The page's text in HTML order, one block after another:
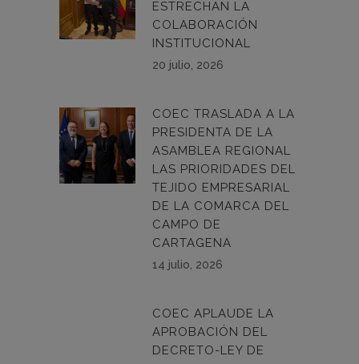
ESTRECHAN LA
COLABORACIÓN
INSTITUCIONAL
20 julio, 2026
COEC TRASLADA A LA
PRESIDENTA DE LA
ASAMBLEA REGIONAL
LAS PRIORIDADES DEL
TEJIDO EMPRESARIAL
DE LA COMARCA DEL
CAMPO DE
CARTAGENA
14 julio, 2026
COEC APLAUDE LA
APROBACIÓN DEL
DECRETO-LEY DE